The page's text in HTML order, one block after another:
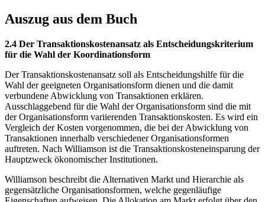
Auszug aus dem Buch
2.4 Der Transaktionskostenansatz als Entscheidungskriterium
für die Wahl der Koordinationsform
Der Transaktionskostenansatz soll als Entscheidungshilfe für die
Wahl der geeigneten Organisationsform dienen und die damit
verbundene Abwicklung von Transaktionen erklären.
Ausschlaggebend für die Wahl der Organisationsform sind die mit
der Organisationsform variierenden Transaktionskosten. Es wird ein
Vergleich der Kosten vorgenommen, die bei der Abwicklung von
Transaktionen innerhalb verschiedener Organisationsformen
auftreten. Nach Williamson ist die Transaktionskosteneinsparung der
Hauptzweck ökonomischer Institutionen.
Williamson beschreibt die Alternativen Markt und Hierarchie als
gegensätzliche Organisationsformen, welche gegenläufige